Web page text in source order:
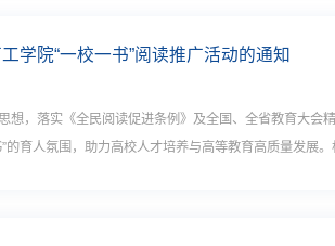
学院“一校一书”阅读推广活动的通知
想，落实《全民阅读促进条例》及全国、全省教育大
的育人氛围，助力高校人才培养与高等教育高质量发展